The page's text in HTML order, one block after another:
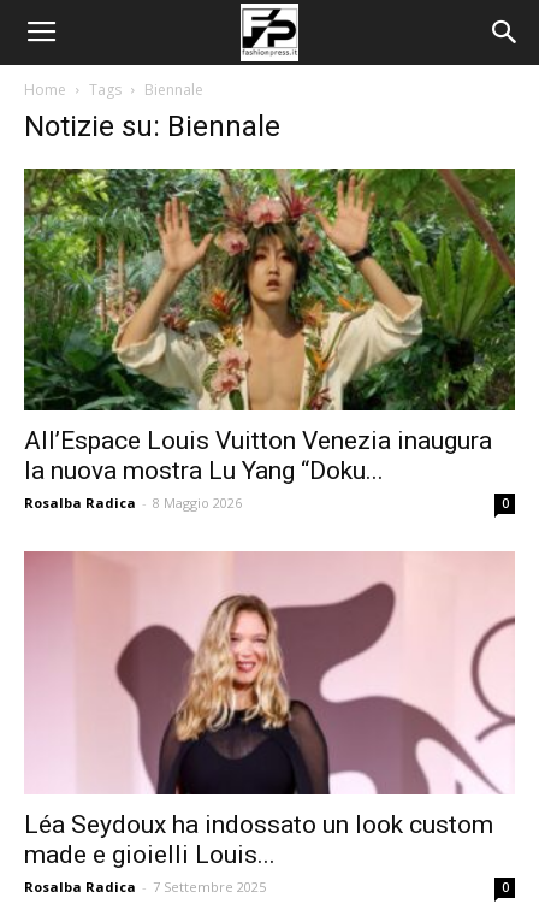
Home Tags Biennale
Notizie su: Biennale
All’Espace Louis Vuitton Venezia inaugura
la nuova mostra Lu Yang “Doku...
Rosalba Radica - 8 Maggio 2026 0
Léa Seydoux ha indossato un look custom
made e gioielli Louis...
Rosalba Radica - 7 Settembre 2025 0